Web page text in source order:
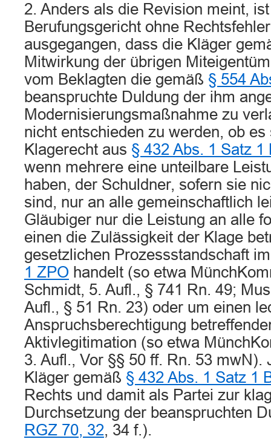
2. Anders als die Revision meint,
Berufungsgericht ohne
ausgegangen, dass die Kläger
Mitwirkung der übrigen
vom Beklagten die gemäß § 554
beanspruchte Duldung der ihm
Modernisierungsmaßnahme zu
nicht entschieden zu werden, ob
Klagerecht aus § 432 Abs. 1 Satz 1
wenn mehrere eine unteilbare
haben, der Schuldner, sofern sie
sind, nur an alle gemeinschaftlich
Gläubiger nur die Leistung an alle
einen die Zulässigkeit der Klage
gesetzlichen Prozessstandschaft
1 ZPO handelt (so etwa
Schmidt, 5. Aufl., § 741 Rn. 49;
Aufl., § 51 Rn. 23) oder um einen
Anspruchsberechtigung
Aktivlegitimation (so etwa
3. Aufl., Vor §§ 50 ff. Rn. 53 mwN).
Kläger gemäß § 432 Abs. 1 Satz 1
Rechts und damit als Partei zur
Durchsetzung der beanspruchten
RGZ 70, 32, 34 f.).